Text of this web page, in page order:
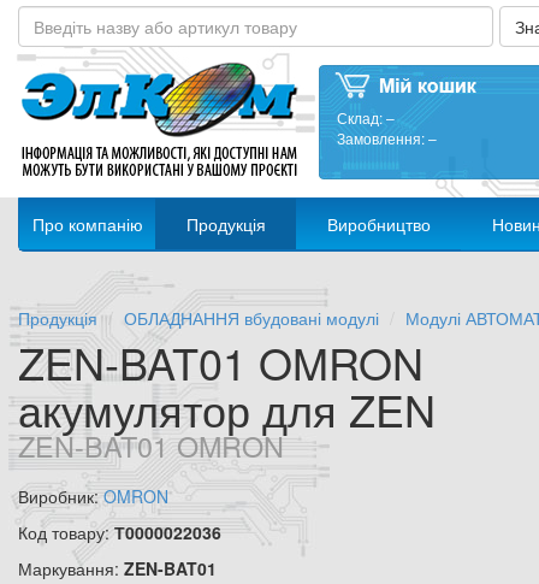
Склад:–
Замовлення:–
Про компанію Продукція Виробництво
Продукція ОБЛАДНАННЯ вбудовані модулі Модулі
ZEN-BAT01 OMRON
акумулятор для ZEN
ZEN-BAT01 OMRON
Виробник: OMRON
Код товару:Т0000022036
Маркування: ZEN-BAT01